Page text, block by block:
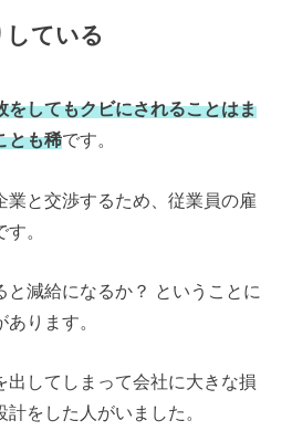
ている
をしてもクビにされることはま
とも稀です。
業と交渉するため、従業員の雇
。
と減給になるか？ ということに
ります。
出してしまって会社に大きな損
をした人がいました。